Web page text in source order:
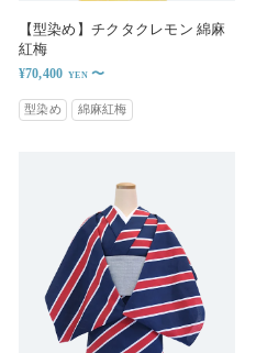
【型染め】チクタクレモン 綿麻
紅梅
¥70,400 〜
型染め 綿麻紅梅